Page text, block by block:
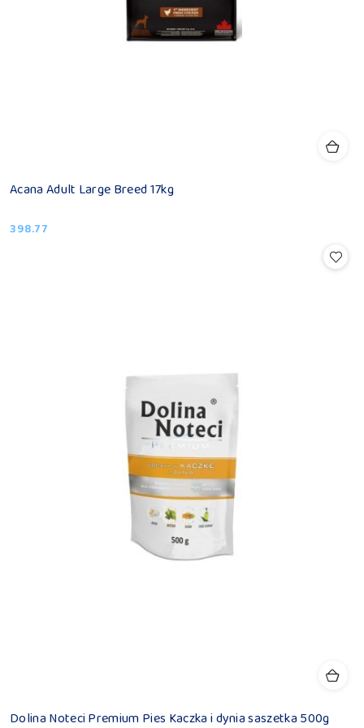
Acana Adult Large Breed 17kg
Cena:
398.77
Dolina Noteci Premium Pies Kaczka i dynia saszetka 500g